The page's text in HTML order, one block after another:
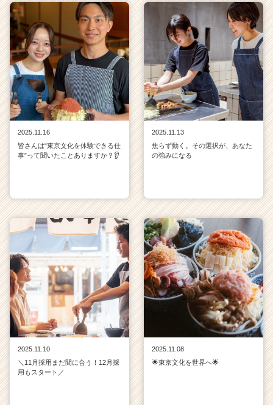
2025.11.16
皆さんは“東京文化を体験できる仕
事”って聞いたことありますか？👂
2025.11.13
焦らず動く。その選択が、あなた
の強みになる
2025.11.10
＼11月採用まだ間に合う！12月採
用もスタート／
2025.11.08
🌟東京文化を世界へ🌟